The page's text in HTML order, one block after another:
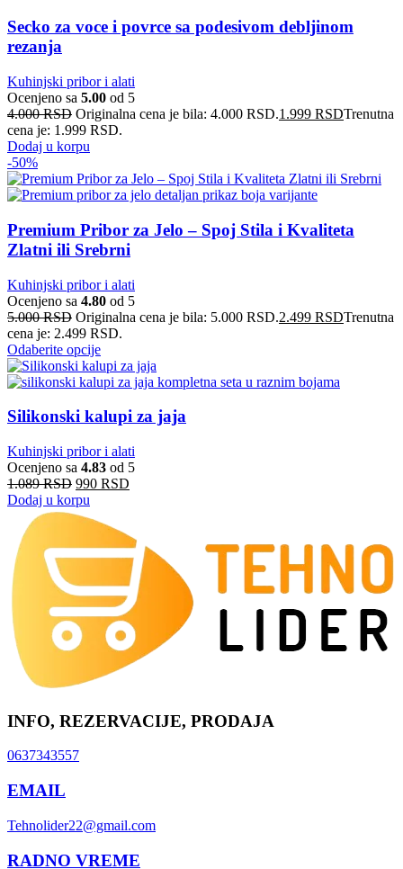
Secko za voce i povrce sa podesivom debljinom
rezanja
Kuhinjski pribor i alati
Ocenjeno sa 5.00 od 5
4.000RSD Originalna cena je bila: 4.000 RSD.1.999 RSDTrenutna
cena je: 1.999 RSD.
Dodaj u korpu
-50%
Premium Pribor za Jelo – Spoj Stilа i Kvaliteta
Zlatni ili Srebrni
Kuhinjski pribor i alati
Ocenjeno sa 4.80 od 5
5.000RSD Originalna cena je bila: 5.000 RSD.2.499 RSDTrenutna
cena je: 2.499 RSD.
Odaberite opcije
Silikonski kalupi za jaja
Kuhinjski pribor i alati
Ocenjeno sa 4.83 od 5
1.089RSD 990 RSD
Dodaj u korpu
INFO, REZERVACIJE, PRODAJA
0637343557
EMAIL
Tehnolider22@gmail.com
RADNO VREME